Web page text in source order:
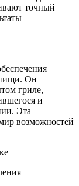
точный
пищи. Он
гриле,
и
Эта
возможностей